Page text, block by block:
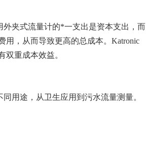
外夹式流量计的*一支出是资本支出，而
用，从而导致更高的总成本。Katronic
重成本效益。
用途，从卫生应用到污水流量测量。